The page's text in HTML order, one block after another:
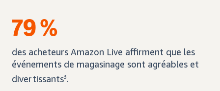
79 %
des acheteurs Amazon Live affirment que les
événements de magasinage sont agréables et
divertissants3.